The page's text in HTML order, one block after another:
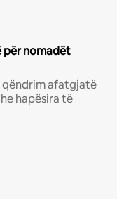
për nomadët
qëndrim afatgjatë
hapësira të